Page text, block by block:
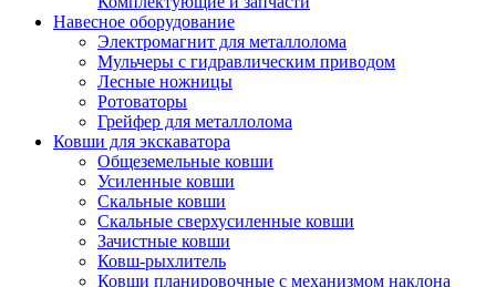
Навесное оборудование
Электромагнит для металлолома
Мульчеры с гидравлическим приводом
Лесные ножницы
Ротоваторы
Грейфер для металлолома
Ковши для экскаватора
Общеземельные ковши
Усиленные ковши
Скальные ковши
Скальные сверхусиленные ковши
Зачистные ковши
Ковш-рыхлитель
Ковши планировочные с механизмом наклона